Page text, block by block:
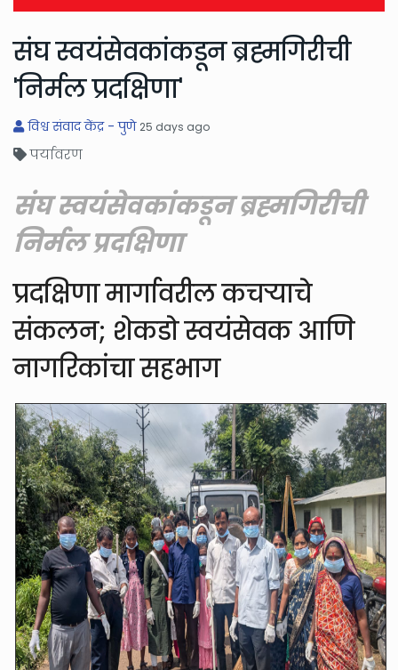
संघ स्वयंसेवकांकडून ब्रह्मगिरीची
'निर्मल प्रदक्षिणा'
विश्व संवाद केंद्र - पुणे 25 days ago
पर्यावरण
संघ स्वयंसेवकांकडून ब्रह्मगिरीची
निर्मल प्रदक्षिणा
प्रदक्षिणा मार्गावरील कचऱ्याचे
संकलन; शेकडो स्वयंसेवक आणि
नागरिकांचा सहभाग